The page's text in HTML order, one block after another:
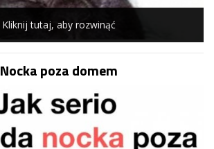
Kliknij tutaj, aby rozwinąć
Nocka poza domem